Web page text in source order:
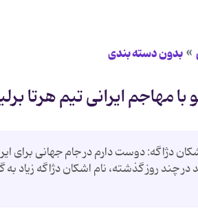
بدون دسته بندی
با مهاجم ایرانی تیم هرتا
دژاگه: دوست دارم در جام جهانى براى
در چند روز گذشته، نام اشكان دژاگه زیاد